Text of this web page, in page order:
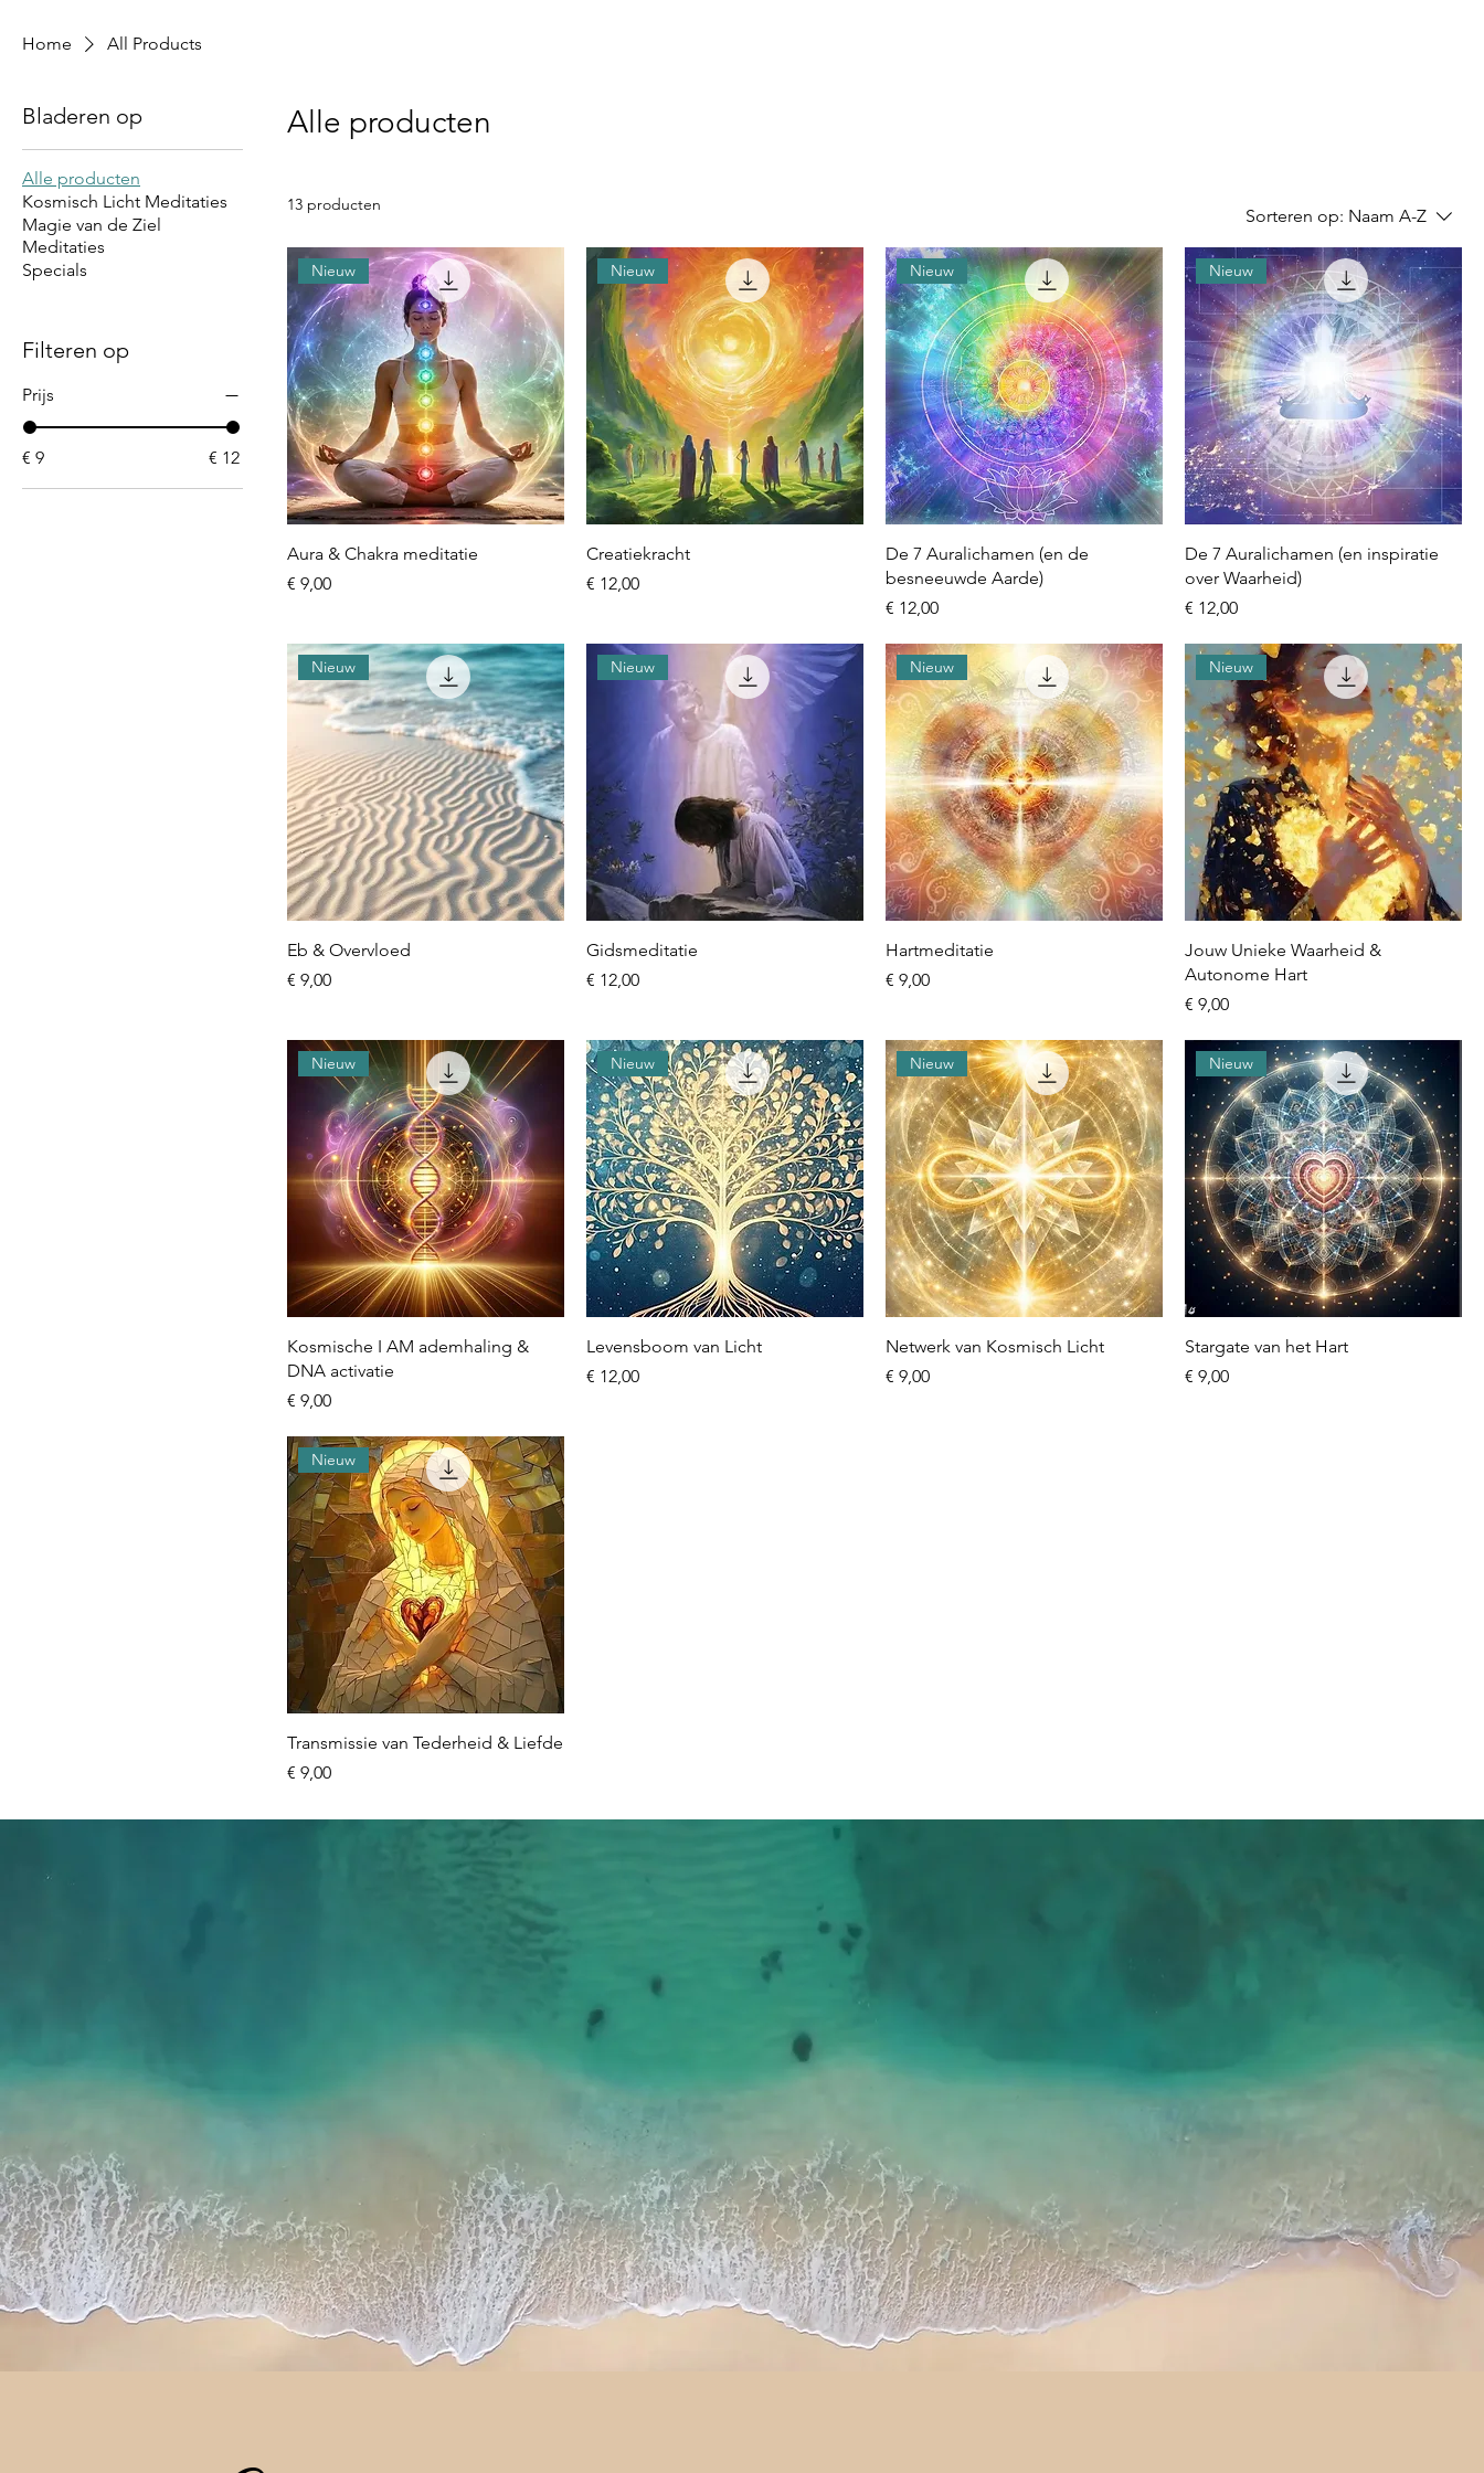
Home All Products
Bladeren op
Alle producten
Kosmisch Licht Meditaties
Magie van de Ziel
Meditaties
Specials
Filteren op
Prijs
€ 9 € 12
Alle producten
13 producten
Sorteren op: Naam A-Z
Nieuw
Aura & Chakra meditatie
Prijs
€ 9,00
Nieuw
Creatiekracht
Prijs
€ 12,00
Nieuw
De 7 Auralichamen (en de
besneeuwde Aarde)
Prijs
€ 12,00
Nieuw
De 7 Auralichamen (en inspiratie
over Waarheid)
Prijs
€ 12,00
Nieuw
Eb & Overvloed
Prijs
€ 9,00
Nieuw
Gidsmeditatie
Prijs
€ 12,00
Nieuw
Hartmeditatie
Prijs
€ 9,00
Nieuw
Jouw Unieke Waarheid &
Autonome Hart
Prijs
€ 9,00
Nieuw
Kosmische I AM ademhaling &
DNA activatie
Prijs
€ 9,00
Nieuw
Levensboom van Licht
Prijs
€ 12,00
Nieuw
Netwerk van Kosmisch Licht
Prijs
€ 9,00
Nieuw
Stargate van het Hart
Prijs
€ 9,00
Nieuw
Transmissie van Tederheid & Liefde
Prijs
€ 9,00